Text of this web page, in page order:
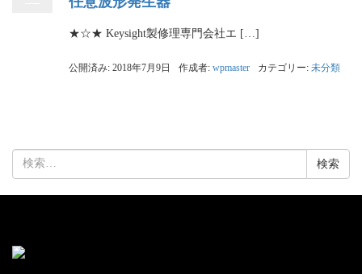
★☆★ Keysight製修理専門会社エ […]
公開済み: 2018年7月9日 作成者: wpmaster カテゴリー: 未分類
索: